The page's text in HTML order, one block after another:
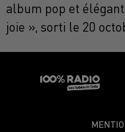
album pop et
joie », sorti le 20